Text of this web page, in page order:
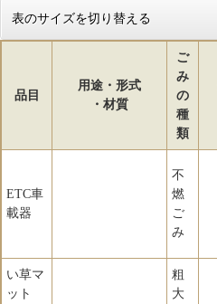
表のサイズを切り替える
品目
用途・形式
・材質
ご
み
の
種
類
ETC車
載器
不
燃
ご
み
い草マ
ット
粗
大